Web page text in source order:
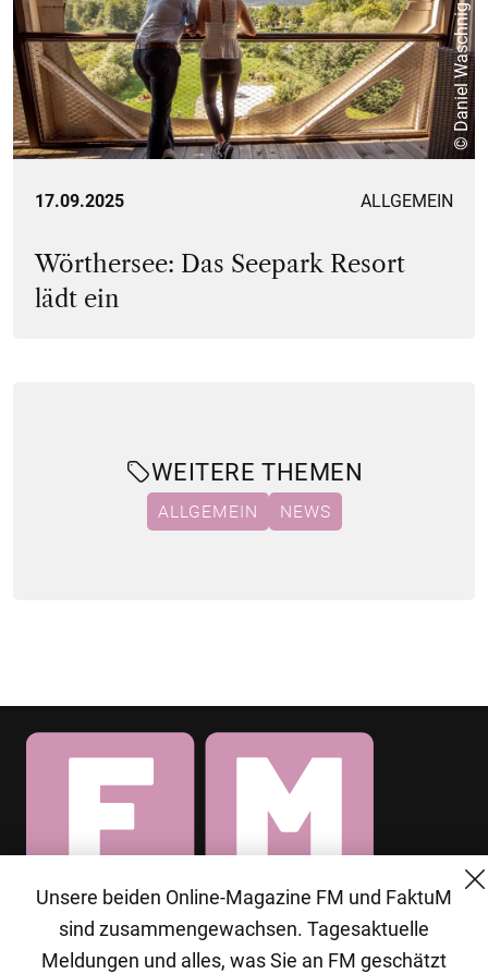
© Daniel Waschnig
17.09.2025 ALLGEMEIN
Wörthersee: Das Seepark Resort
lädt ein
WEITERE THEMEN
ALLGEMEIN NEWS
© 2026 MG Mediengruppe GmbH
MG Mediengruppe GmbH
Unsere beiden Online-Magazine FM und FaktuM
sind zusammengewachsen. Tagesaktuelle
Meldungen und alles, was Sie an FM geschätzt